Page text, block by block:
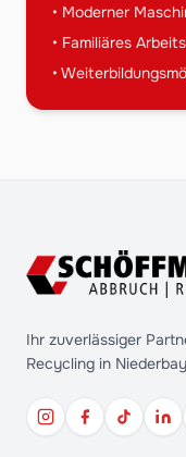
• Moderner
• Familiäres
•
Ihr zuverlässiger
Recycling in